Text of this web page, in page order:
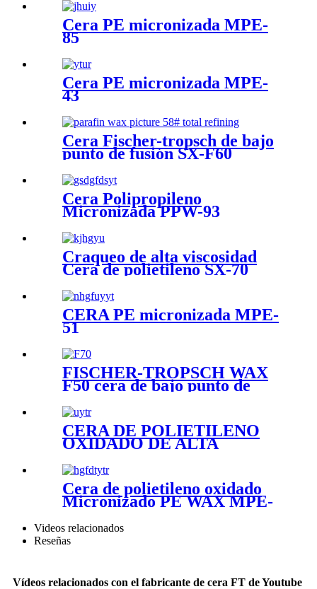
Cera PE micronizada MPE-
85
Cera PE micronizada MPE-
43
Cera Fischer-tropsch de bajo
punto de fusión SX-F60
Cera Polipropileno
Micronizada PPW-93
Craqueo de alta viscosidad
Cera de polietileno SX-70
CERA PE micronizada MPE-
51
FISCHER-TROPSCH WAX
F50 cera de bajo punto de
CERA DE POLIETILENO
OXIDADO DE ALTA
DE FUSIÓN SX-37
Cera de polietileno oxidado
Micronizado PE WAX MPE-
Videos relacionados
Reseñas
Vídeos relacionados con el fabricante de cera FT de Youtube